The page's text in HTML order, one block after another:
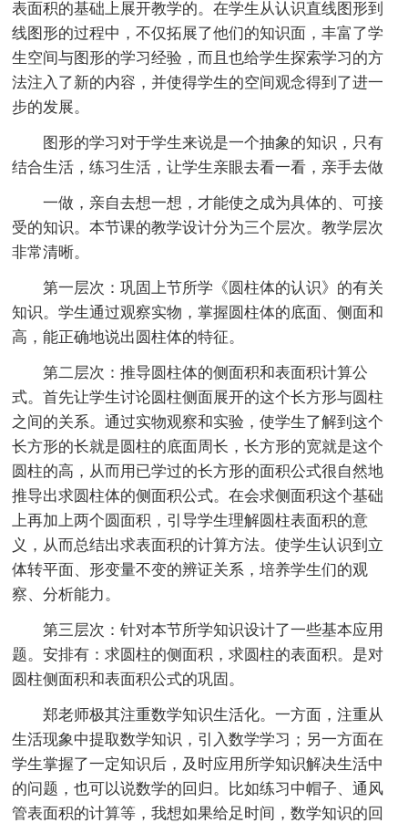
表面积的基础上展开教学的。在学生从认识直线图形到
线图形的过程中，不仅拓展了他们的知识面，丰富了学
生空间与图形的学习经验，而且也给学生探索学习的方
法注入了新的内容，并使得学生的空间观念得到了进一
步的发展。
图形的学习对于学生来说是一个抽象的知识，只有
结合生活，练习生活，让学生亲眼去看一看，亲手去做
一做，亲自去想一想，才能使之成为具体的、可接
受的知识。本节课的教学设计分为三个层次。教学层次
非常清晰。
第一层次：巩固上节所学《圆柱体的认识》的有关
知识。学生通过观察实物，掌握圆柱体的底面、侧面和
高，能正确地说出圆柱体的特征。
第二层次：推导圆柱体的侧面积和表面积计算公
式。首先让学生讨论圆柱侧面展开的这个长方形与圆柱
之间的关系。通过实物观察和实验，使学生了解到这个
长方形的长就是圆柱的底面周长，长方形的宽就是这个
圆柱的高，从而用已学过的长方形的面积公式很自然地
推导出求圆柱体的侧面积公式。在会求侧面积这个基础
上再加上两个圆面积，引导学生理解圆柱表面积的意
义，从而总结出求表面积的计算方法。使学生认识到立
体转平面、形变量不变的辨证关系，培养学生们的观
察、分析能力。
第三层次：针对本节所学知识设计了一些基本应用
题。安排有：求圆柱的侧面积，求圆柱的表面积。是对
圆柱侧面积和表面积公式的巩固。
郑老师极其注重数学知识生活化。一方面，注重从
生活现象中提取数学知识，引入数学学习；另一方面在
学生掌握了一定知识后，及时应用所学知识解决生活中
的问题，也可以说数学的回归。比如练习中帽子、通风
管表面积的计算等，我想如果给足时间，数学知识的回